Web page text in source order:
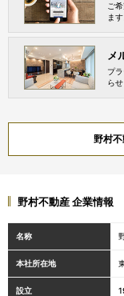
ご
ます
メ
プ
らせ
野村
野村不動産 企業情報
名称
本社所在地
設立